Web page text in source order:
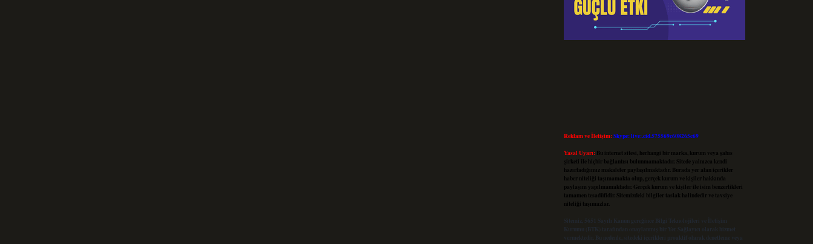
Reklam ve İletişim:Skype: live:.cid.575569c608265c69
Yasal Uyarı: Bu internet sitesi, herhangi bir marka, kurum veya şahıs
şirketi ile hiçbir bağlantısı bulunmamaktadır. Sitede yalnızca kendi
hazırladığımız makaleler paylaşılmaktadır. Burada yer alan içerikler
haber niteliği taşımamakta olup, gerçek kurum ve kişiler hakkında
paylaşım yapılmamaktadır. Gerçek kurum ve kişiler ile isim benzerlikleri
tamamen tesadüfidir. Sitemizdeki bilgiler taslak halindedir ve tavsiye
niteliği taşımazlar.
Sitemiz, 5651 Sayılı Kanun gereğince Bilgi Teknolojileri ve İletişim
Kurumu (BTK) tarafından onaylanmış bir Yer Sağlayıcı olarak hizmet
vermektedir. Bu nedenle, sitedeki içerikleri proaktif olarak denetleme veya